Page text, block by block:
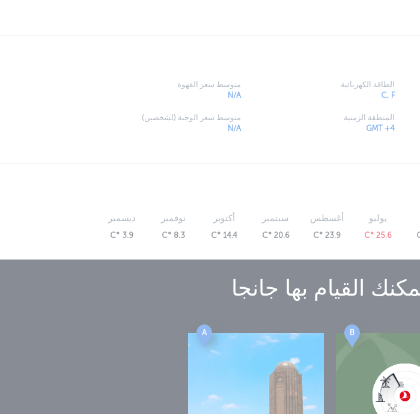
الطاقة الكهربائية
C, F
المنطقة الزمنية
GMT +4
متوسط سعر القهوة
N/A
متوسط سعر الوجبة (لشخصين)
N/A
يوليو
25.6 °C
أغسطس
23.9 °C
سبتمبر
20.6 °C
أكتوبر
14.4 °C
نوفمبر
8.3 °C
ديسمبر
3.9 °C
القيام بها جانجا
B
A